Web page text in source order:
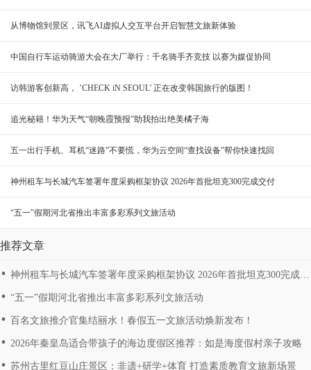
从博物馆到景区，讯飞AI虚拟人交互平台开启智慧文旅新体验
中国自行车运动骑游大会在大厂举行：千名骑手齐竞技 以赛为媒促协同
访韩游客创新高， ’CHECK iN SEOUL’ 正在改变韩国旅行的版图！
追光秘籍！华为天气“朝晚霞预报”助我拍出绝美橘子海
五一出行手机、耳机“迷路”不要慌，华为云空间“查找设备”帮你快速找回
神州租车与长城汽车签署年度采购框架协议 2026年首批坦克300完成交付
“五一”假期河北省推出丰富多彩系列文旅活动
推荐文章
神州租车与长城汽车签署年度采购框架协议 2026年首批坦克300完成交
“五一”假期河北省推出丰富多彩系列文旅活动
百名文旅推介官集结丽水！春假五一文旅活动焕新发布！
2026年秦皇岛适合带孩子的海边度假区推荐：如是海度假村亲子攻略
苏州古里红豆山庄景区：非遗+研学+体育 打造素质教育文旅新场景